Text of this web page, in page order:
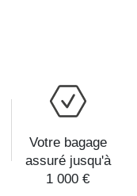
Votre bagage
assuré jusqu'à
1 000 €